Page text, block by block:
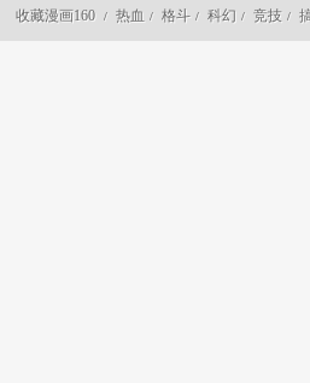
收藏漫画160
/ 热血 / 格斗 / 科幻 / 竞技 /